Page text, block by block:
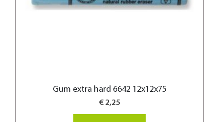
Gum extra hard 6642 12x12x75
€ 2,25